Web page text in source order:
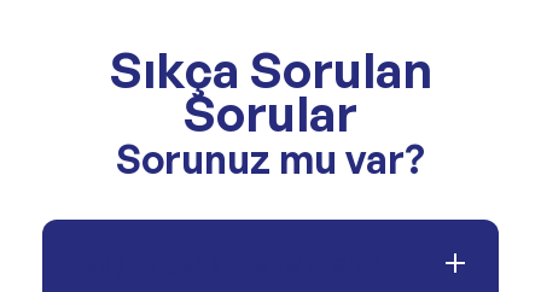
Sıkça Sorulan
Sorular
Sorunuz mu var?